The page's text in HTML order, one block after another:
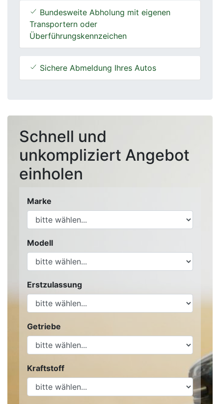
Bundesweite Abholung mit eigenen
Transportern oder
Überführungskennzeichen
Sichere Abmeldung Ihres Autos
Schnell und
unkompliziert Angebot
einholen
Marke
Modell
Erstzulassung
Getriebe
Kraftstoff